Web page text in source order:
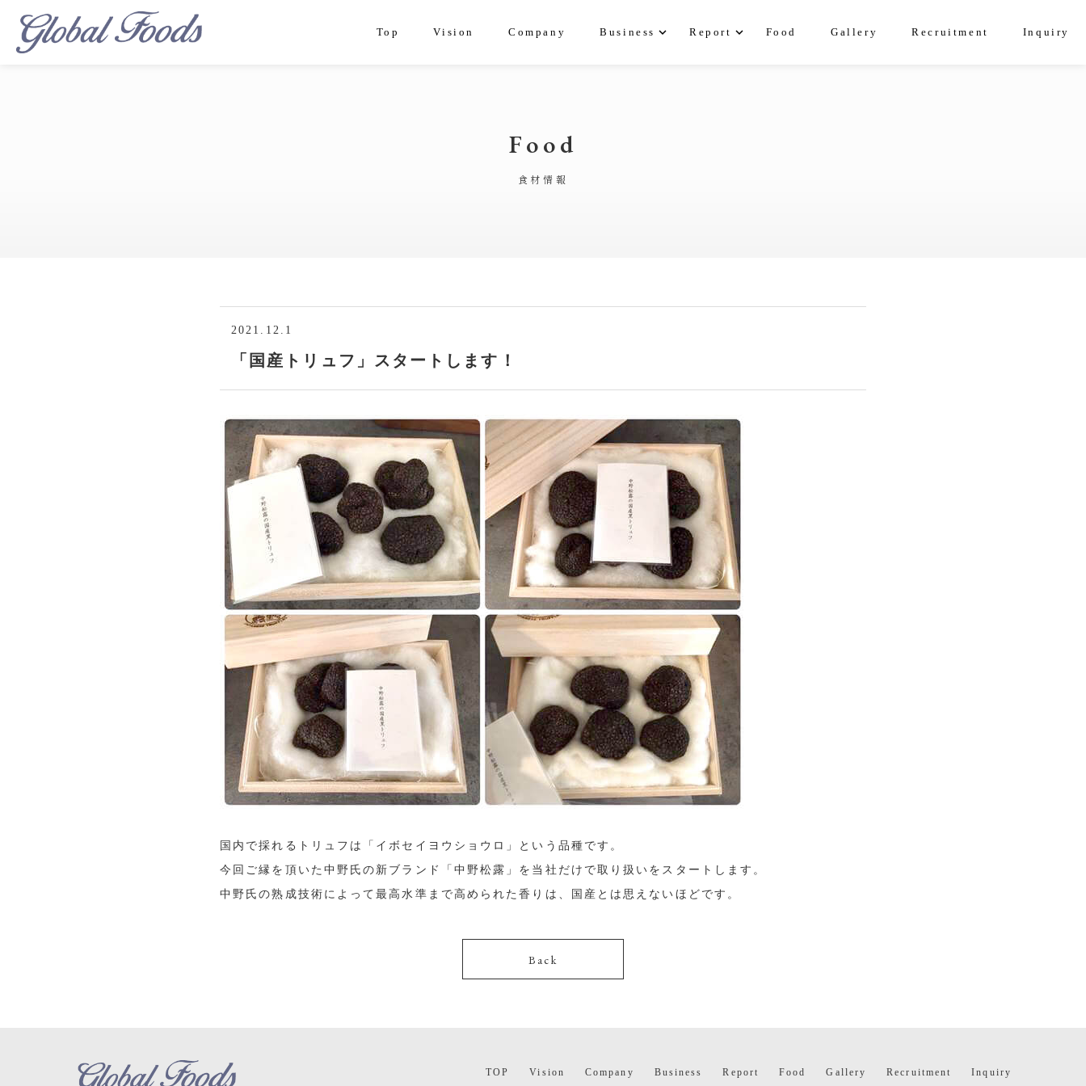
Top Vision Company Business expand_more Report expand_more Food Gallery Recruitment Inquiry
Food
食材情報
2021.12.1
「国産トリュフ」スタートします！
国内で採れるトリュフは「イボセイヨウショウロ」という品種です。
今回ご縁を頂いた中野氏の新ブランド「中野松露」を当社だけで取り扱いをスタートします。
中野氏の熟成技術によって最高水準まで高められた香りは、国産とは思えないほどです。
Back
TOP Vision Company Business Report Food Gallery Recruitment Inquiry